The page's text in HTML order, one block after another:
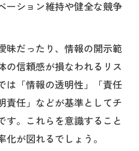
ーション維持や健全な競争
昧だったり、情報の開示範
の信頼感が損なわれるリス
は「情報の透明性」「責任
責任」などが基準としてチ
す。これらを意識すること
が図れるでしょう。